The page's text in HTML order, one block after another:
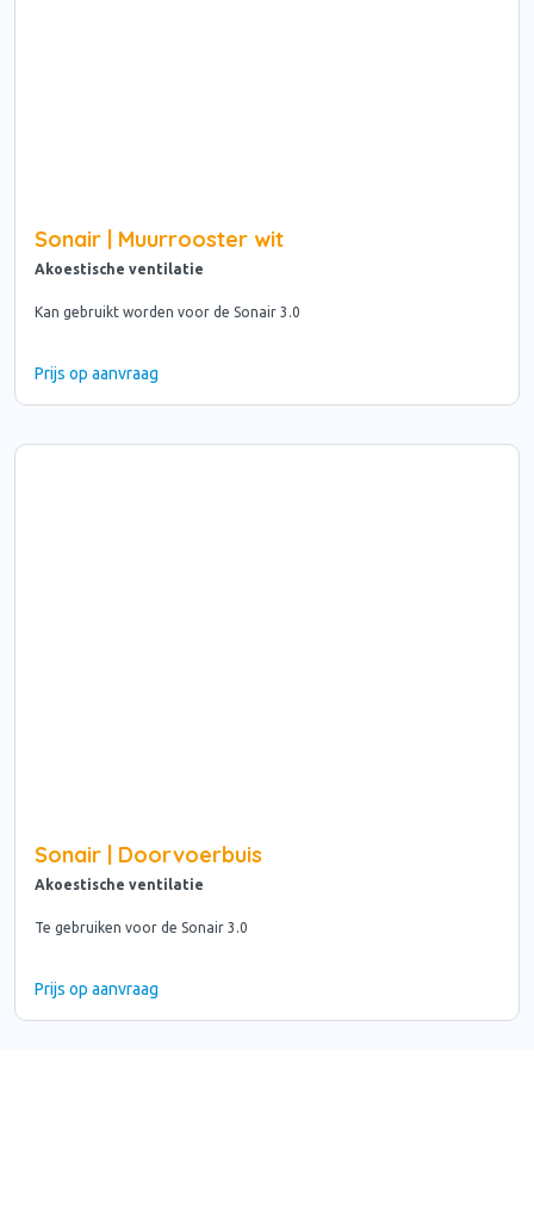
Sonair | Muurrooster wit
Akoestische ventilatie
Kan gebruikt worden voor de Sonair 3.0
Prijs op aanvraag
Sonair | Doorvoerbuis
Akoestische ventilatie
Te gebruiken voor de Sonair 3.0
Prijs op aanvraag